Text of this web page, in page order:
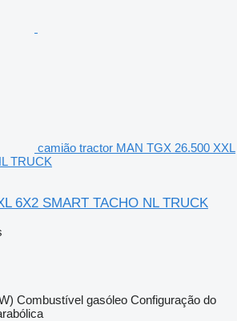
camião tractor MAN TGX 26.500 XXL
TRUCK
6X2 SMART TACHO NL TRUCK
Combustível gasóleo Configuração do